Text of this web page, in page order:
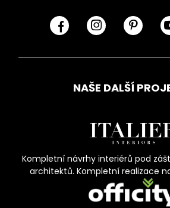
NAŠE DALŠÍ
Kompletní návrhy interiérů pod
architektů. Kompletní realizace